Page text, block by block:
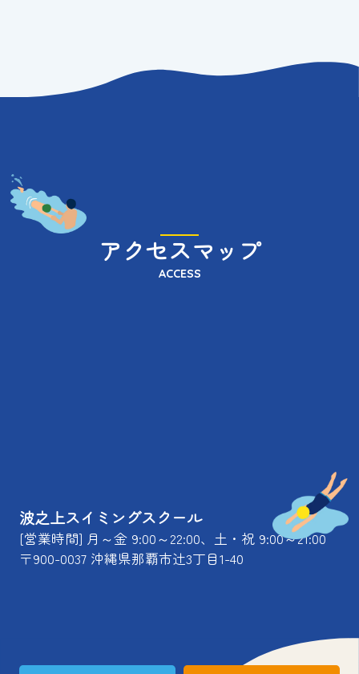
アクセスマップ
ACCESS
波之上スイミングスクール
[営業時間] 月～金 9:00～22:00、土・祝 9:00～21:00
〒900-0037 沖縄県那覇市辻3丁目1-40